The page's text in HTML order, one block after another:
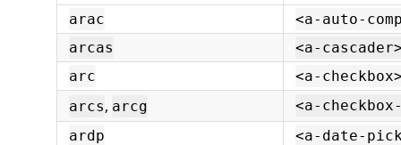
arac
<a-auto-
arcas
<a-
arc
<a-
arcs, arcg
<a-
ardp
<a-date-